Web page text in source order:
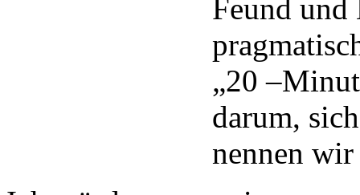
Feund
„20
darum,
nennen wir